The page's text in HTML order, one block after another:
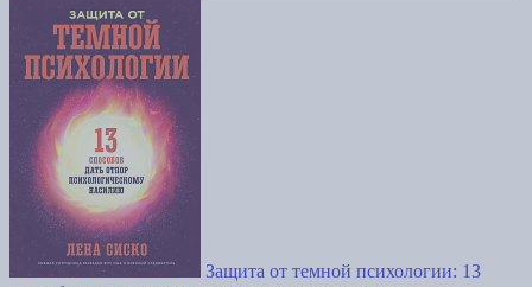
Защита от темной психологии: 13